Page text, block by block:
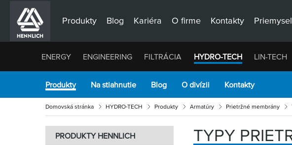
Produkty Blog Kariéra O firme Kontakty
ENERGY ENGINEERING FILTRÁCIA HYDRO-TECH LIN-TECH
Produkty Na stiahnutie Blog O divízii Kontakty
Domovská stránka HYDRO-TECH Produkty Armatúry Prietržné membrány
PRODUKTY HENNLICH TYPY